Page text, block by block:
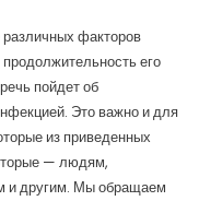
факторов
его
пойдет об
Это важно и для
из приведенных
— людям,
и другим. Мы обращаем